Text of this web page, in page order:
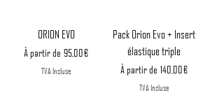
ORION EVO
À partir de
Prix original95,00 €
Prix promotionnel
TVA Incluse
Pack Orion Evo + Insert
élastique triple
À partir de
Prix original140,00 €
Prix promotionnel
TVA Incluse